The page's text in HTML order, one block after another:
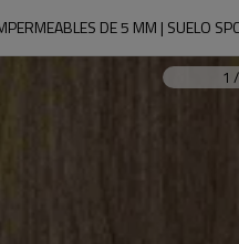
DE 5 MM | SUELO
1 /